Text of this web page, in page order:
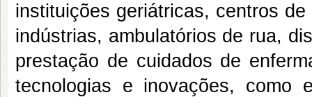
instituições geriátricas, centros
indústrias, ambulatórios de rua,
prestação de cuidados de
tecnologias e inovações, como